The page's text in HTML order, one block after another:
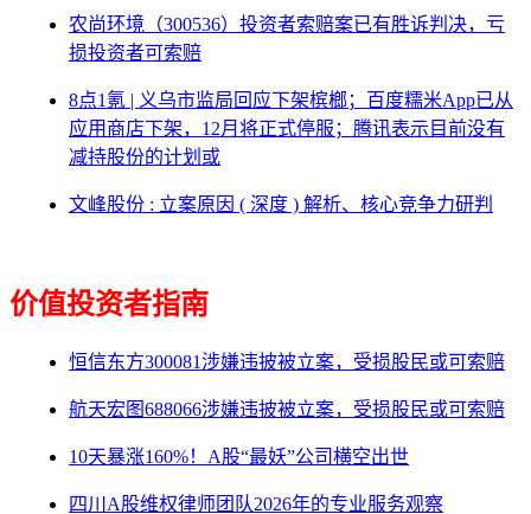
农尚环境（300536）投资者索赔案已有胜诉判决，亏
损投资者可索赔
8点1氪 | 义乌市监局回应下架槟榔；百度糯米App已从
应用商店下架，12月将正式停服；腾讯表示目前没有
减持股份的计划或
文峰股份 : 立案原因 ( 深度 ) 解析、核心竞争力研判
价值投资者指南
恒信东方300081涉嫌违披被立案，受损股民或可索赔
航天宏图688066涉嫌违披被立案，受损股民或可索赔
10天暴涨160%！A股“最妖”公司横空出世
四川A股维权律师团队2026年的专业服务观察